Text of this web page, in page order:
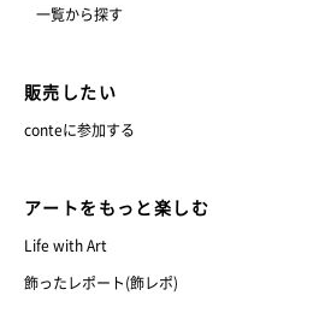
一覧から探す
販売したい
conteに参加する
アートをもっと楽しむ
Life with Art
飾ったレポート(飾レポ)